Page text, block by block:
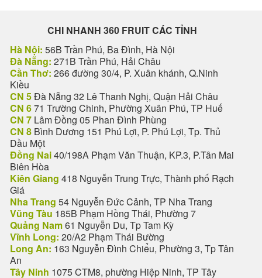
CHI NHANH 360 FRUIT CÁC TỈNH
Hà Nội: 56B Trần Phú, Ba Đình, Hà Nội
Đà Nẵng: 271B Trần Phú, Hải Châu
Cần Thơ: 266 đường 30/4, P. Xuân khánh, Q.Ninh
Kiều
CN 5Đà Nẵng 32 Lê Thanh Nghị, Quận Hải Châu
CN 671 Trường Chinh, Phường Xuân Phú, TP Huế
CN 7 Lâm Đồng 05 Phan Đình Phùng
CN 8 Bình Dương 151 Phú Lợi, P. Phú Lợi, Tp. Thủ
Dầu Một
Đồng Nai40/198A Phạm Văn Thuận, KP.3, P.Tân Mai
Biên Hòa
Kiên Giang 418 Nguyễn Trung Trực, Thành phố Rạch
Giá
Nha Trang 54 Nguyễn Đức Cảnh, TP Nha Trang
Vũng Tàu 185B Phạm Hồng Thái, Phường 7
Quảng Nam61 Nguyễn Du, Tp Tam Kỳ
Vĩnh Long: 20/A2 Phạm Thái Bường
Long An: 163 Nguyễn Đình Chiểu, Phường 3, Tp Tân
An
Tây Ninh 1075 CTM8, phường Hiệp Ninh, TP Tây